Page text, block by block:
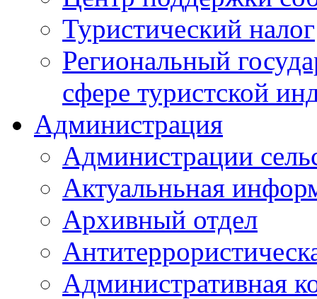
Туристический налог
Региональный
сфере туристской
Администрация
Администрации
Актуальньная
Архивный отдел
Административная